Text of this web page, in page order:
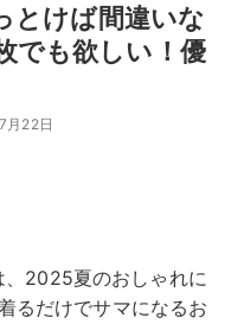
とけば間違いな
でも欲しい！優
月22日
2025夏のおしゃれに
るだけでサマになるお